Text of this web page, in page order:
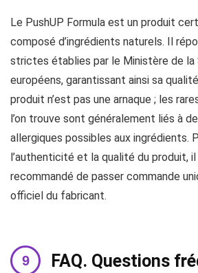
Le PushUP Formula est un produit
composé d’ingrédients naturels. Il
strictes établies par le Ministère de la
européens, garantissant ainsi sa
produit n’est pas une arnaque ; les
l’on trouve sont généralement liés à
allergiques possibles aux ingrédients.
l’authenticité et la qualité du produit,
recommandé de passer commande
officiel du fabricant.
FAQ. Questions